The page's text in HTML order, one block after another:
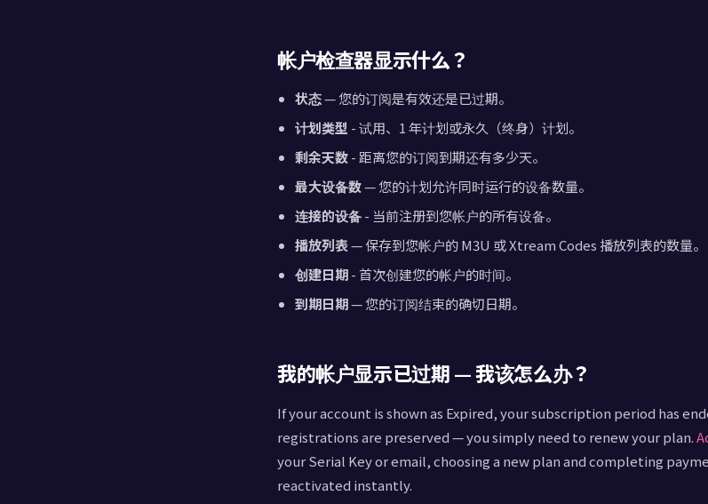
player
samsung
player
account
checker
帐户检查器显示什么？
状态— 您的订阅是有效还是已过期。
计划类型 - 试用、1 年计划或永久（终身）计划。
剩余天数- 距离您的订阅到期还有多少天。
最大设备数— 您的计划允许同时运行的设备数量。
连接的设备- 当前注册到您帐户的所有设备。
播放列表— 保存到您帐户的 M3U 或 Xtream Codes 播放列表的数量。
创建日期- 首次创建您的帐户的时间。
到期日期— 您的订阅结束的确切日期。
我的帐户显示已过期 — 我该怎么办？
If your account is shown as Expired, your subscription period has
registrations are preserved — you simply need to renew your plan.
your Serial Key or email, choosing a new plan and completing
reactivated instantly.